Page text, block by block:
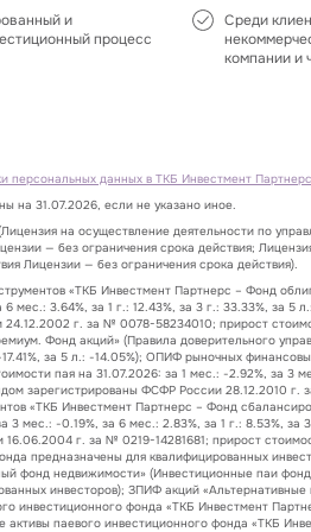
и
процесс
Среди
компании и
персональных данных в ТКБ Инвестмент
на 31.07.2026, если не указано иное.
на осуществление деятельности по
— без ограничения срока действия;
Лицензии — без ограничения срока действия).
«ТКБ Инвестмент Партнерс – Фонд
6 мес.: 3.64%, за 1 г.: 12.43%, за 3 г.: 33.33%, за
г. за № 0078-58234010; прирост
Фонд акций» (Правила доверительного
-17.41%, за 5 л.: -14.05%); ОПИФ рыночных
пая на 31.07.2026: за 1 мес.: -2.92%, за 3
зарегистрированы ФСФР России 28.12.2010 г.
«ТКБ Инвестмент Партнерс – Фонд
3 мес.: -0.19%, за 6 мес.: 2.83%, за 1 г.: 8.53%,
г. за № 0219-14281681; прирост
предназначены для квалифицированных
фонд недвижимости» (Инвестиционные паи
инвесторов); ЗПИФ акций
инвестиционного фонда «ТКБ Инвестмент
активы паевого инвестиционного фонда «ТКБ